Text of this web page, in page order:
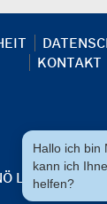
KONTAKT
Hallo ich bin
kann ich
helfen?